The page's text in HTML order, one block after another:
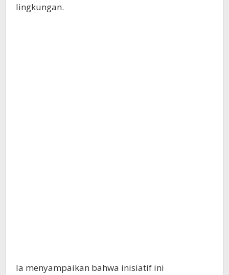
lingkungan.
Ia menyampaikan bahwa inisiatif ini